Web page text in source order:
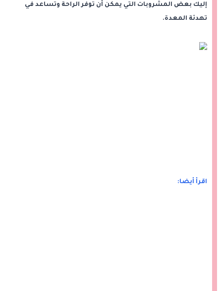
إليك بعض المشروبات التي يمكن أن توفر الراحة وتساعد في
تهدئة المعدة.
اقرأ أيضا: